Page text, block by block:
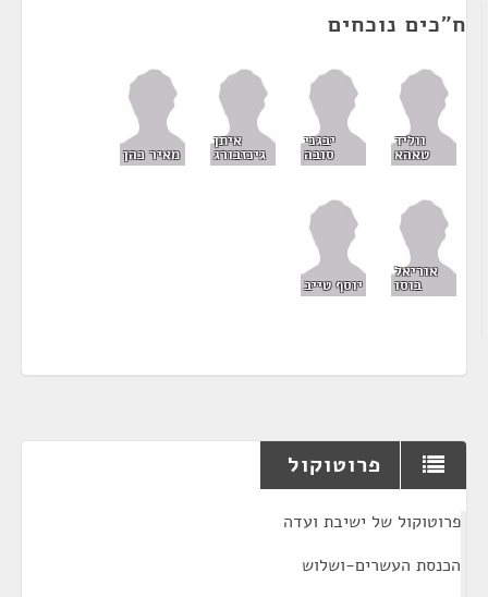
ח"כים נוכחים
ווליד
טאהא
יבגני
סובה
איתן
גינזבורג מאיר כהן
אוריאל
בוסו יוסף טייב
פרוטוקול
פרוטוקול של ישיבת ועדה
הכנסת העשרים-ושלוש